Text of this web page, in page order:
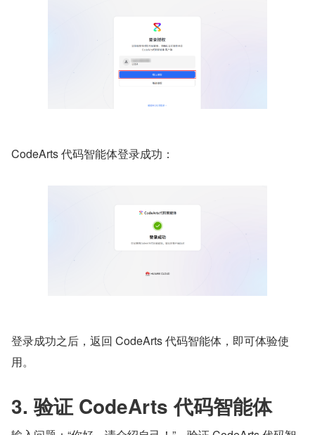
CodeArts 代码智能体登录成功：
登录成功之后，返回 CodeArts 代码智能体，即可体验使
用。
3. 验证 CodeArts 代码智能体